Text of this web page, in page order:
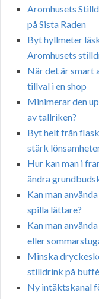
Aromhusets
på Sista Raden
Byt hyllmeter
Aromhusets
När det är smart
tillval i en shop
Minimerar den
av tallriken?
Byt helt från
stärk
Hur kan man i
ändra
Kan man
spilla lättare?
Kan man
eller
Minska
stilldrink på
Ny intäktskanal